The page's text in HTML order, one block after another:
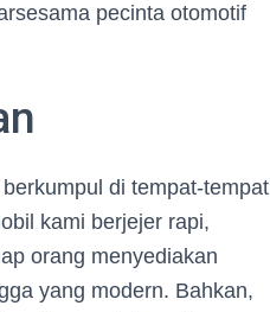
pecinta otomotif
di tempat-tempat
kami berjejer rapi,
orang menyediakan
yang modern. Bahkan,